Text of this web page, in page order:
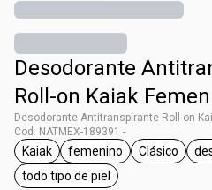
Desodorante
Roll-on Kaiak
Desodorante Antitranspirante Roll-on
Cod. NATMEX-189391 -
etiqueta Kaiak
Kaiak
etiqueta femenino
femenino
etiqueta
Clásico
etiqueta todo tipo de piel
todo tipo de piel